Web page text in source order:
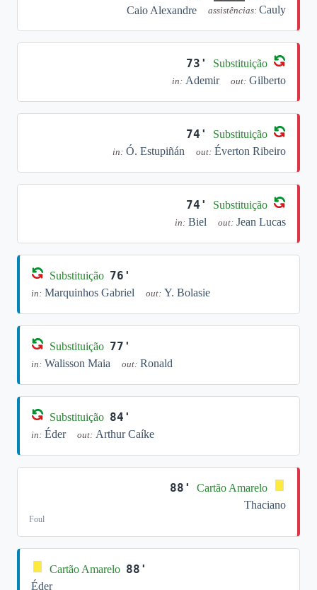
Caio Alexandre
assistências: Cauly
73' Substituição
in: Ademir out: Gilberto
74' Substituição
in: Ó. Estupiñán out: Éverton Ribeiro
74' Substituição
in: Biel out: Jean Lucas
Substituição 76'
in: Marquinhos Gabriel out: Y. Bolasie
Substituição 77'
in: Walisson Maia out: Ronald
Substituição 84'
in: Éder out: Arthur Caíke
88'
Cartão Amarelo
Thaciano
Foul
Cartão Amarelo 88'
Éder